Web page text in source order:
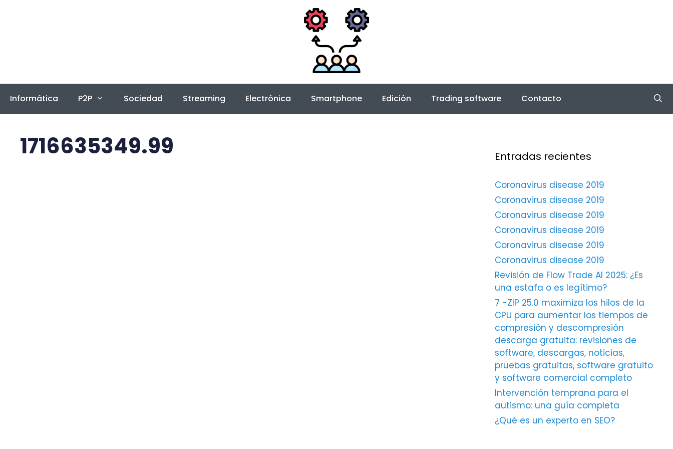
Informática P2P Sociedad Streaming Electrónica Smartphone Edición Trading software Contacto
1716635349.99 Entradas recientes
Coronavirus disease 2019
Coronavirus disease 2019
Coronavirus disease 2019
Coronavirus disease 2019
Coronavirus disease 2019
Coronavirus disease 2019
Revisión de Flow Trade AI 2025: ¿Es
una estafa o es legítimo?
7 -ZIP 25.0 maximiza los hilos de la
CPU para aumentar los tiempos de
compresión y descompresión
descarga gratuita: revisiones de
software, descargas, noticias,
pruebas gratuitas, software gratuito
y software comercial completo
Intervención temprana para el
autismo: una guía completa
¿Qué es un experto en SEO?